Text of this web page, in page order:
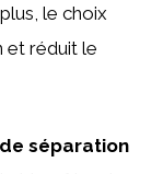
le choix
et réduit le
séparation